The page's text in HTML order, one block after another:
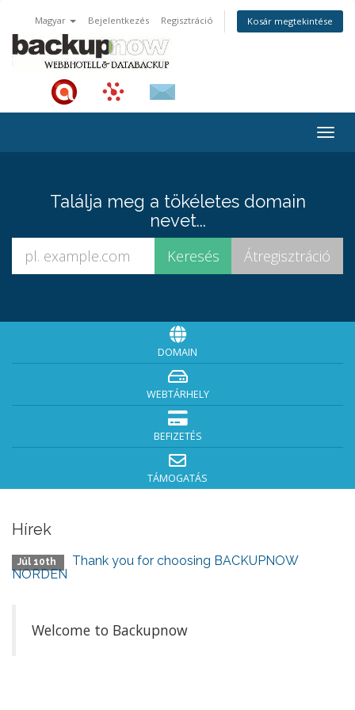
Magyar Bejelentkezés Regisztráció Kosár megtekintése
Találja meg a tökéletes domain
nevet...
DOMAIN
WEBTÁRHELY
BEFIZETÉS
TÁMOGATÁS
Hírek
Júl 10th
Thank you for choosing BACKUPNOW
NORDEN
Welcome to Backupnow